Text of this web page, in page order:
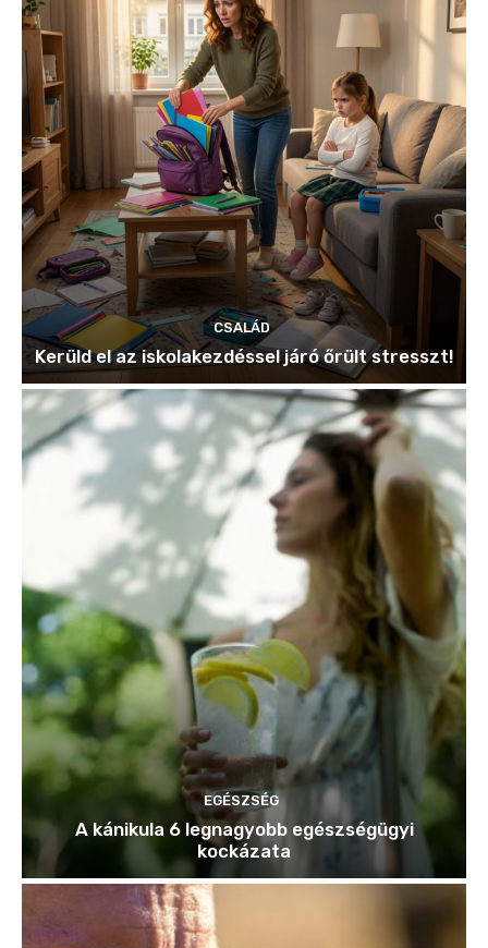
CSALÁD
Kerüld el az iskolakezdéssel járó őrült stresszt!
EGÉSZSÉG
A kánikula 6 legnagyobb egészségügyi
kockázata